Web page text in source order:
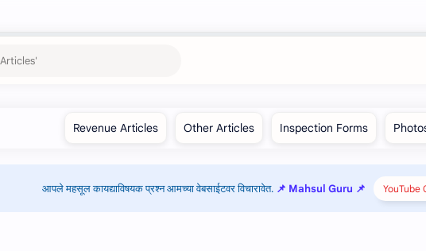
आपले महसूल कायद्याविषयक प्रश्न आमच्या वेबसाईटवर विचारावेत. 📌 Mahsul Guru 📌 YouTube